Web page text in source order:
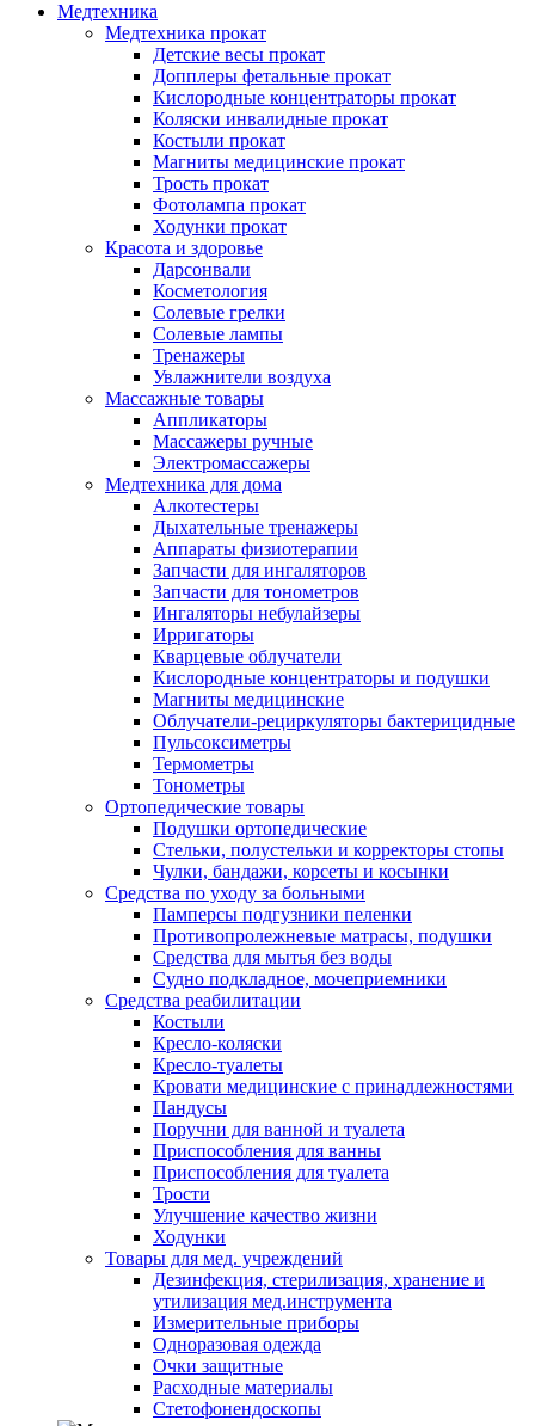
Медтехника
Медтехника прокат
Детские весы прокат
Допплеры фетальные прокат
Кислородные концентраторы прокат
Коляски инвалидные прокат
Костыли прокат
Магниты медицинские прокат
Трость прокат
Фотолампа прокат
Ходунки прокат
Красота и здоровье
Дарсонвали
Косметология
Солевые грелки
Солевые лампы
Тренажеры
Увлажнители воздуха
Массажные товары
Аппликаторы
Массажеры ручные
Электромассажеры
Медтехника для дома
Алкотестеры
Дыхательные тренажеры
Аппараты физиотерапии
Запчасти для ингаляторов
Запчасти для тонометров
Ингаляторы небулайзеры
Ирригаторы
Кварцевые облучатели
Кислородные концентраторы и подушки
Магниты медицинские
Облучатели-рециркуляторы бактерицидные
Пульсоксиметры
Термометры
Тонометры
Ортопедические товары
Подушки ортопедические
Стельки, полустельки и корректоры стопы
Чулки, бандажи, корсеты и косынки
Средства по уходу за больными
Памперсы подгузники пеленки
Противопролежневые матрасы, подушки
Средства для мытья без воды
Судно подкладное, мочеприемники
Средства реабилитации
Костыли
Кресло-коляски
Кресло-туалеты
Кровати медицинские с принадлежностями
Пандусы
Поручни для ванной и туалета
Приспособления для ванны
Приспособления для туалета
Трости
Улучшение качество жизни
Ходунки
Товары для мед. учреждений
Дезинфекция, стерилизация, хранение и
утилизация мед.инструмента
Измерительные приборы
Одноразовая одежда
Очки защитные
Расходные материалы
Стетофонендоскопы